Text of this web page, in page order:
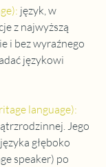
język, w
z najwyższą
i bez wyraźnego
językowi
language):
Jego
głęboko
speaker) po